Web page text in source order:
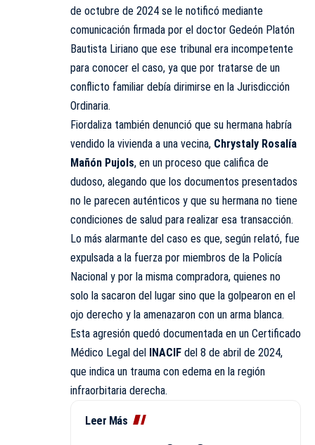
de octubre de 2024 se le notificó mediante
comunicación firmada por el doctor Gedeón Platón
Bautista Liriano que ese tribunal era incompetente
para conocer el caso, ya que por tratarse de un
conflicto familiar debía dirimirse en la Jurisdicción
Ordinaria.
Fiordaliza también denunció que su hermana habría
vendido la vivienda a una vecina, Chrystaly Rosalía
Mañón Pujols, en un proceso que califica de
dudoso, alegando que los documentos presentados
no le parecen auténticos y que su hermana no tiene
condiciones de salud para realizar esa transacción.
Lo más alarmante del caso es que, según relató, fue
expulsada a la fuerza por miembros de la Policía
Nacional y por la misma compradora, quienes no
solo la sacaron del lugar sino que la golpearon en el
ojo derecho y la amenazaron con un arma blanca.
Esta agresión quedó documentada en un Certificado
Médico Legal del
INACIF del 8 de abril de 2024,
que indica un trauma con edema en la región
infraorbitaria derecha.
Leer Más